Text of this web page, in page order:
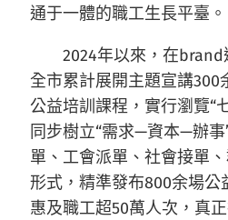
通于一體的職工生長平臺。
2024年以來，在brand
全市累計展開主題宣講300
公益培訓課程，實行瀏覽“
同步樹立“需求—資本—辦
單、工會派單、社會接單
形式，精準發布800余場公
惠及職工超50萬人次，真